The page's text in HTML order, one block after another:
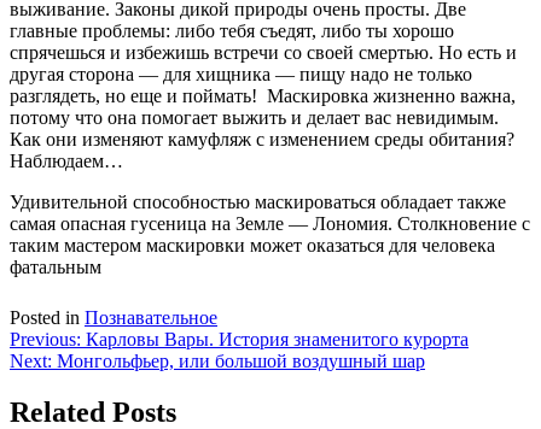
выживание. Законы дикой природы очень просты. Две
главные проблемы: либо тебя съедят, либо ты хорошо
спрячешься и избежишь встречи со своей смертью. Но есть и
другая сторона — для хищника — пищу надо не только
разглядеть, но еще и поймать! Маскировка жизненно важна,
потому что она помогает выжить и делает вас невидимым.
Как они изменяют камуфляж с изменением среды обитания?
Наблюдаем…
Удивительной способностью маскироваться обладает также
самая опасная гусеница на Земле — Лономия. Столкновение с
таким мастером маскировки может оказаться для человека
фатальным
Posted in Познавательное
Навигация
по
записям
Previous: Карловы Вары. История знаменитого курорта
Next: Монгольфьер, или большой воздушный шар
Related Posts